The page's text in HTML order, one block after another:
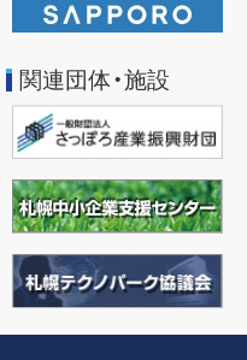
関連団体・施設